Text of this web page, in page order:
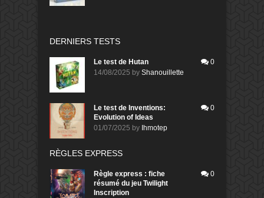
DERNIERS TESTS
Le test de Hutan
14/08/2025 by Shanouillette
0
Le test de Inventions:
Evolution of Ideas
01/07/2025 by Ihmotep
0
RÈGLES EXPRESS
Règle express : fiche
résumé du jeu Twilight
Inscription
0